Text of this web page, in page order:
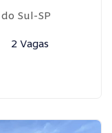
Sul-SP
2 Vagas